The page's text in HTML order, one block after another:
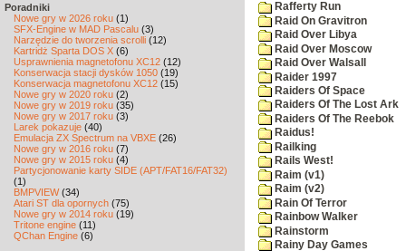
Poradniki
Nowe gry w 2026 roku (1)
SFX-Engine w MAD Pascalu (3)
Narzędzie do tworzenia scrolli (12)
Kartridż Sparta DOS X (6)
Usprawnienia magnetofonu XC12 (12)
Konserwacja stacji dysków 1050 (19)
Konserwacja magnetofonu XC12 (15)
Nowe gry w 2020 roku (2)
Nowe gry w 2019 roku (35)
Nowe gry w 2017 roku (3)
Larek pokazuje (40)
Emulacja ZX Spectrum na VBXE (26)
Nowe gry w 2016 roku (7)
Nowe gry w 2015 roku (4)
Partycjonowanie karty SIDE (APT/FAT16/FAT32)
(1)
BMPVIEW(34)
Atari ST dla opornych (75)
Nowe gry w 2014 roku (19)
Tritone engine (11)
QChan Engine (6)
Rafferty Run
Raid On Gravitron
Raid Over Libya
Raid Over Moscow
Raid Over Walsall
Raider 1997
Raiders Of Space
Raiders Of The Lost Ark
Raiders Of The Reebok
Raidus!
Railking
Rails West!
Raim (v1)
Raim (v2)
Rain Of Terror
Rainbow Walker
Rainstorm
Rainy Day Games